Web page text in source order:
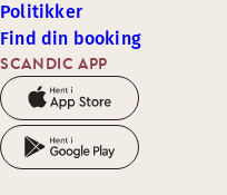
SCANDIC APP
Politikker
Find din booking